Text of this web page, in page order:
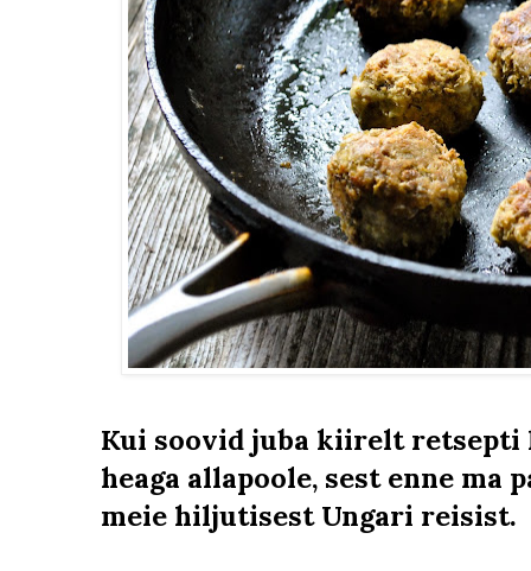
Kui soovid juba kiirelt retsepti
heaga allapoole, sest enne ma
meie hiljutisest Ungari reisist.